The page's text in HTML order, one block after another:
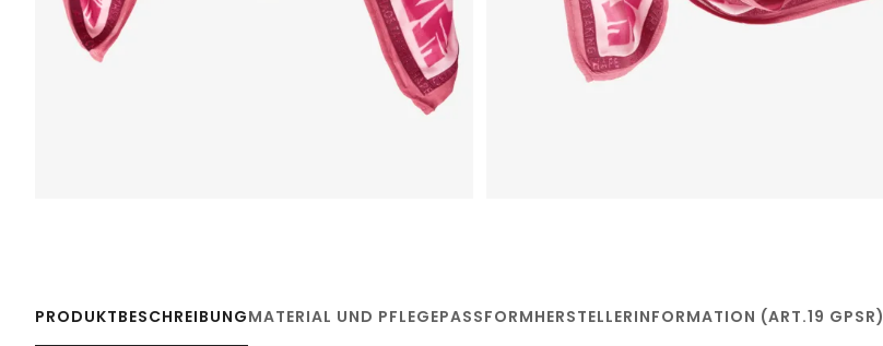
PRODUKTBESCHREIBUNGMATERIAL UND PFLEGEPASSFORMHERSTELLERINFORMATION (ART.19 GPSR)